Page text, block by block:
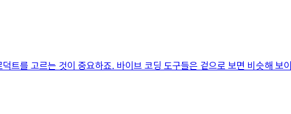
트를 고르는 것이 중요하죠. 바이브 코딩 도구들은 겉으로 보면 비슷해 보